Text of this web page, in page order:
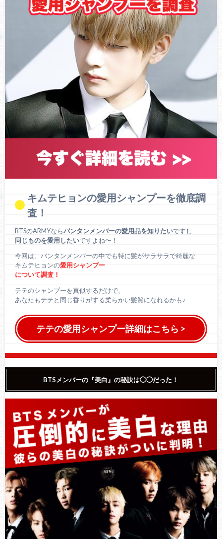
キムテヒョンの愛用シャンプーを徹底調
査！
BTSのARMYならバンタンメンバーの愛用品を知りたいですし
同じものを愛用したいですよね〜！
今回は、バンタンメンバーの中でも特に髪がサラサラで綺麗な
キムテヒョンの愛用シャンプー
について調査！
テテのシャンプーを真似するだけで、
あなたもテテと同じ香りがする柔らかい髪質になれるかも♪
テテの愛用シャンプー詳細はこちら >
BTSメンバーの『美白』の秘訣は◯◯だった！